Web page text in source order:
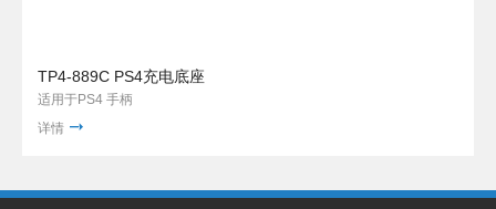
TP4-889C PS4充电底座
适用于PS4 手柄
详情